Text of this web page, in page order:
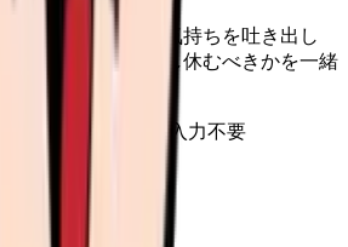
進みません。今の気持ちを吐き出し
辞めるべきか、少し休むべきかを一緒
りなし
病院名は入力不要
相談する